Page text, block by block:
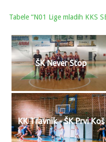
Tabele “N01 Lige mladih KKS
ŠK Never Stop
KK Travnik - ŠK Prvi Koš